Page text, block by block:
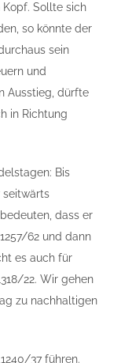
Kopf. Sollte sich
so könnte der
sein
und
Ausstieg, dürfte
in Richtung
Bis
seitwärts
dass er
62 und dann
es auch für
22. Wir gehen
zu nachhaltigen
37 führen.